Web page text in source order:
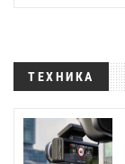
ТЕХНИКА